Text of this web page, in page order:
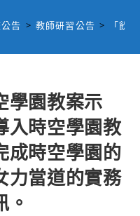
告 > 教師研習公告 > 「飲
學園教案示
入時空學園教
成時空學園的
力當道的實務